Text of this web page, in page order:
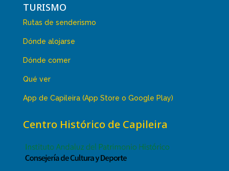
TURISMO
Rutas de senderismo
Dónde alojarse
Dónde comer
Qué ver
App de Capileira (App Store o Google Play)
Centro Histórico de Capileira